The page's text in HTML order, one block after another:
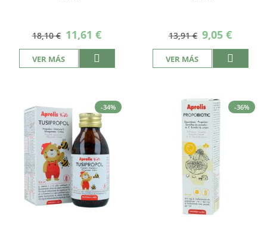
18,10 € Precio
especial
11,61 €
VER MÁS
13,91 € Precio
especial
9,05 €
VER MÁS
-34% -36%